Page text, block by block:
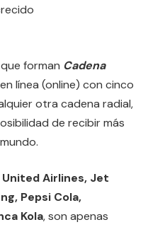
forman Cadena
línea (online) con cinco
otra cadena radial,
de recibir más
United Airlines, Jet
Pepsi Cola,
Kola, son apenas